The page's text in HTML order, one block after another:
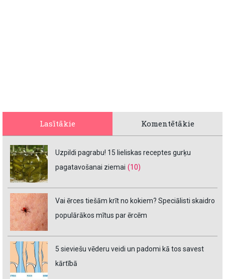
Lasītākie Komentētākie
Uzpildi pagrabu! 15 lieliskas receptes gurķu
pagatavošanai ziemai (10)
Vai ērces tiešām krīt no kokiem? Speciālisti skaidro
populārākos mītus par ērcēm
5 sieviešu vēderu veidi un padomi kā tos savest
kārtībā